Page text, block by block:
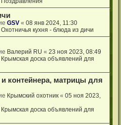
GSV «08 янв 2024, 11:30
Охотничья кухня - блюда из дичи
Валерий RU «23 ноя 2023, 08:49
Крымская доска объявлений для
контейнера, матрицы для
Крымский охотник «05 ноя 2023,
Крымская доска объявлений для